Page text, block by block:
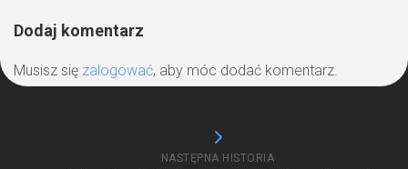
Dodaj komentarz
Musisz się zalogować, aby móc dodać komentarz.
NASTĘPNA HISTORIA